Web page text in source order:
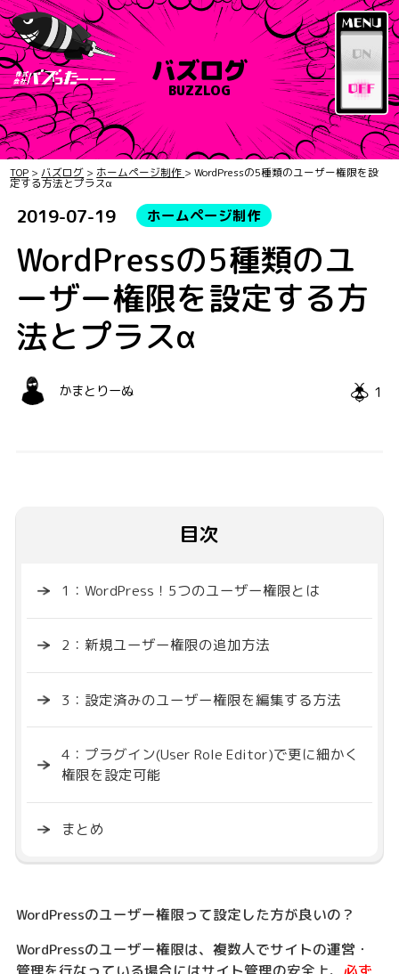
バズログ
BUZZLOG
TOP > バズログ > ホームページ制作 >WordPressの5種類のユーザー権限を設
定する方法とプラスα
2019-07-19 ホームページ制作
WordPressの5種類のユ
ーザー権限を設定する方
法とプラスα
かまとりーぬ 1
目次
1：WordPress！5つのユーザー権限とは
2：新規ユーザー権限の追加方法
3：設定済みのユーザー権限を編集する方法
4：プラグイン(User Role Editor)で更に細かく
権限を設定可能
まとめ
WordPressのユーザー権限って設定した方が良いの？
WordPressのユーザー権限は、複数人でサイトの運営・